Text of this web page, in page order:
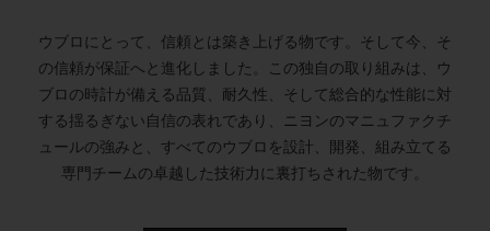
ウブロにとって、信頼とは築き上げる物です。そして今、そ
の信頼が保証へと進化しました。この独自の取り組みは、ウ
ブロの時計が備える品質、耐久性、そして総合的な性能に対
する揺るぎない自信の表れであり、ニヨンのマニュファクチ
ュールの強みと、すべてのウブロを設計、開発、組み立てる
専門チームの卓越した技術力に裏打ちされた物です。